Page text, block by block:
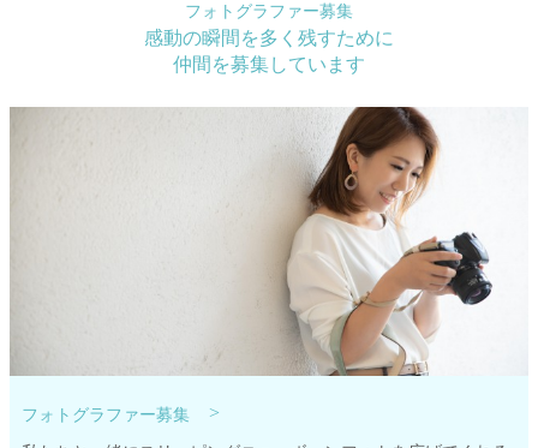
フォトグラファー募集
感動の瞬間を多く残すために
仲間を募集しています
フォトグラファー募集 >